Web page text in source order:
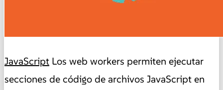
JavaScript Los web workers permiten ejecutar
secciones de código de archivos JavaScript en